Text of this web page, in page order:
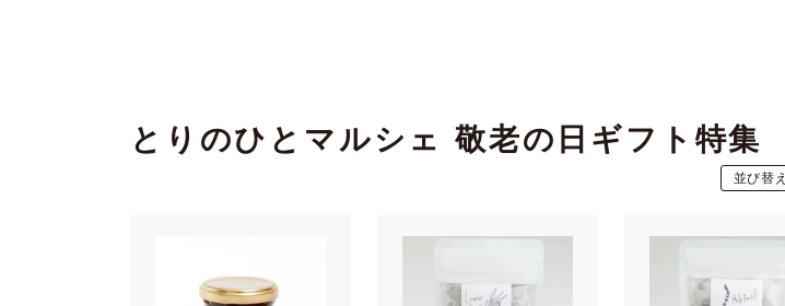
とりのひとマルシェ 敬老の日ギフト特集
並び替え